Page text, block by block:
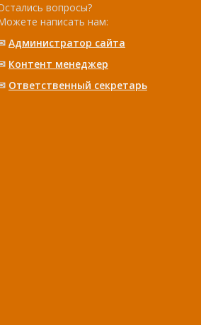
вопросы?
написать нам:
Администратор сайта
Контент менеджер
Ответственный cекретарь